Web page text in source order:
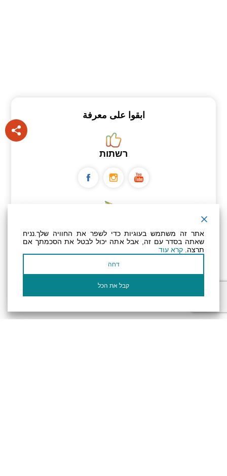
ابقوا على معرفة
רשתות
عنوان بريدك الإلكتروني
أؤكد أنني قرأت وأوافق على سياسةالخصوصية
وسياسة ملفات تعريف الارتباط الخاصة
אתר זה משתמש בעוגיות כדי לשפר את החוויה שלך.נניח
שאתה בסדר עם זה, אבל אתה יכול לבטל את הסכמתך אם
תרצה. קרא עוד
דחה
קבל את הכל